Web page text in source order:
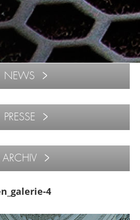
NEWS
PRESSE
ARCHIV
4